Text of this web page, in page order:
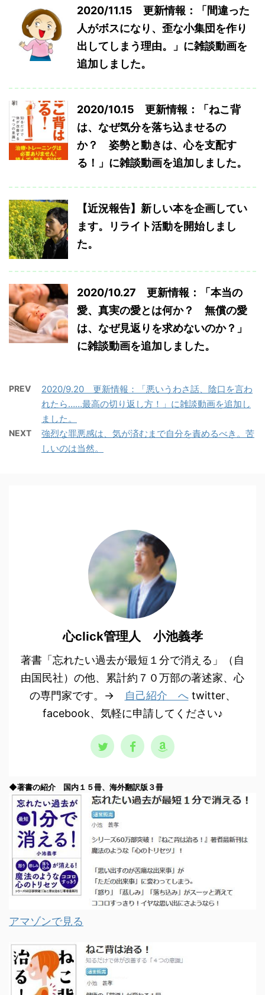
2020/11.15 更新情報：「間違った
人がボスになり、歪な小集団を作り
出してしまう理由。」に雑談動画を
追加しました。
2020/10.15 更新情報：「ねこ背
は、なぜ気分を落ち込ませるの
か？ 姿勢と動きは、心を支配す
る！」に雑談動画を追加しました。
【近況報告】新しい本を企画してい
ます。リライト活動を開始しまし
た。
2020/10.27 更新情報：「本当の
愛、真実の愛とは何か？ 無償の愛
は、なぜ見返りを求めないのか？」
に雑談動画を追加しました。
PREV
2020/9.20 更新情報：「悪いうわさ話、陰口を言わ
れたら……最高の切り返し方！」に雑談動画を追加し
ました。
NEXT
強烈な罪悪感は、気が済むまで自分を責めるべき。苦
しいのは当然。
心click管理人 小池義孝
著書「忘れたい過去が最短１分で消える」（自
由国民社）の他、累計約７０万部の著述家、心
の専門家です。→
自己紹介 へtwitter、
facebook、気軽に申請してください♪
◆著書の紹介 国内１５冊、海外翻訳版３冊
アマゾンで見る